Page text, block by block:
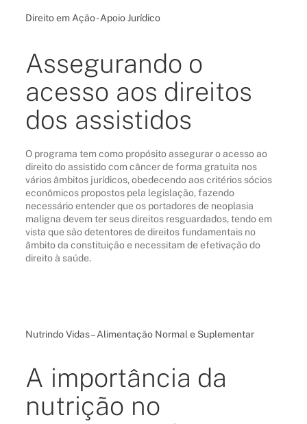
Direito em Ação - Apoio Jurídico
Assegurando o
acesso aos direitos
dos assistidos
O programa tem como propósito assegurar o acesso ao
direito do assistido com câncer de forma gratuita nos
vários âmbitos jurídicos, obedecendo aos critérios sócios
econômicos propostos pela legislação, fazendo
necessário entender que os portadores de neoplasia
maligna devem ter seus direitos resguardados, tendo em
vista que são detentores de direitos fundamentais no
âmbito da constituição e necessitam de efetivação do
direito à saúde.
Nutrindo Vidas – Alimentação Normal e Suplementar
A importância da
nutrição no